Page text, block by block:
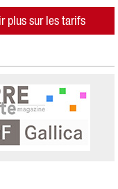
plus sur les tarifs